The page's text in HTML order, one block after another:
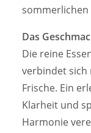
sommerlichen
Das
Die reine
verbindet
Frische. Ein
Klarheit und
Harmonie